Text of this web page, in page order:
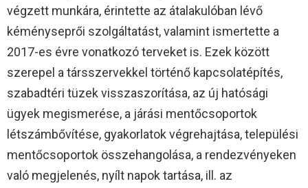
végzett munkára, érintette az átalakulóban lévő
kéményseprői szolgáltatást, valamint ismertette a
2017-es évre vonatkozó terveket is. Ezek között
szerepel a társszervekkel történő kapcsolatépítés,
szabadtéri tüzek visszaszorítása, az új hatósági
ügyek megismerése, a járási mentőcsoportok
létszámbővítése, gyakorlatok végrehajtása, települési
mentőcsoportok összehangolása, a rendezvényeken
való megjelenés, nyílt napok tartása, ill. az